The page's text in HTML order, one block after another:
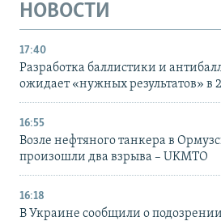
НОВОСТИ
17:40
Разработка баллистики и
ожидает «нужных результатов» в
16:55
Возле нефтяного танкера в
произошли два взрыва – UKMTO
16:18
В Украине сообщили о